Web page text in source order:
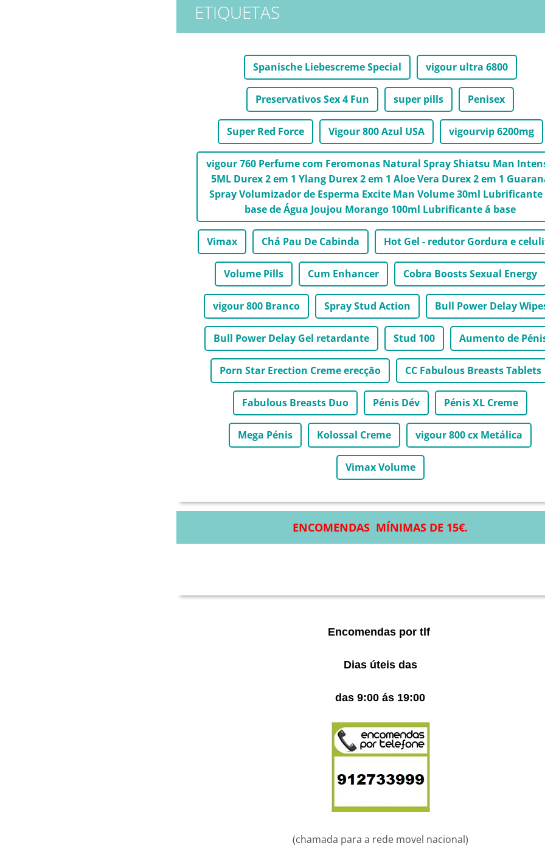
ETIQUETAS
Spanische Liebescreme Special vigour ultra 6800
Preservativos Sex 4 Fun super pills Penisex
Super Red Force Vigour 800 Azul USA vigourvip 6200mg
vigour 760 Perfume com Feromonas Natural Spray Shiatsu Man
5ML Durex 2 em 1 Ylang Durex 2 em 1 Aloe Vera Durex 2 em 1
Spray Volumizador de Esperma Excite Man Volume 30ml Lubrificante
base de Água Joujou Morango 100ml Lubrificante á base
Vimax Chá Pau De Cabinda Hot Gel - redutor Gordura e
Volume Pills Cum Enhancer Cobra Boosts Sexual Energy
vigour 800 Branco Spray Stud Action Bull Power Delay
Bull Power Delay Gel retardante Stud 100 Aumento de
Porn Star Erection Creme erecção CC Fabulous Breasts Tablets
Fabulous Breasts Duo Pénis Dév Pénis XL Creme
Mega Pénis Kolossal Creme vigour 800 cx Metálica
Vimax Volume
ENCOMENDAS MÍNIMAS DE 15€.
Encomendas por tlf
Dias úteis das
das 9:00 ás 19:00
(chamada para a rede movel nacional)